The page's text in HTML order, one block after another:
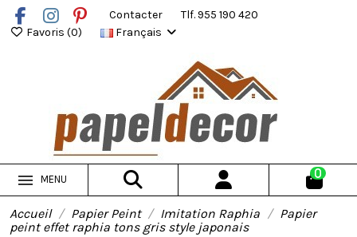
Contacter
Tlf. 955 190 420
Favoris (0) Français
MENU 0
Accueil Papier Peint Imitation Raphia
Papier
peint effet raphia tons gris style japonais